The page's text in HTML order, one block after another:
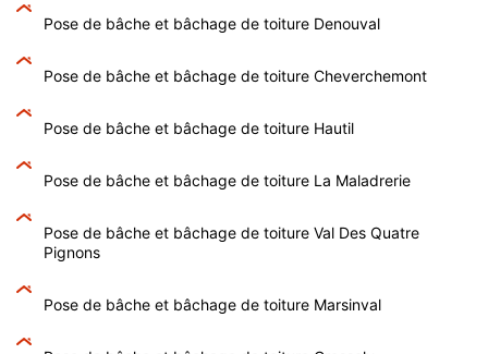
Pose de bâche et bâchage de toiture Denouval
Pose de bâche et bâchage de toiture Cheverchemont
Pose de bâche et bâchage de toiture Hautil
Pose de bâche et bâchage de toiture La Maladrerie
Pose de bâche et bâchage de toiture Val Des Quatre
Pignons
Pose de bâche et bâchage de toiture Marsinval